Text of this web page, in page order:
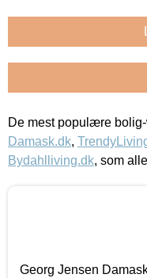
De mest populære
Damask.dk,
Bydahlliving.dk, som
Georg Jensen